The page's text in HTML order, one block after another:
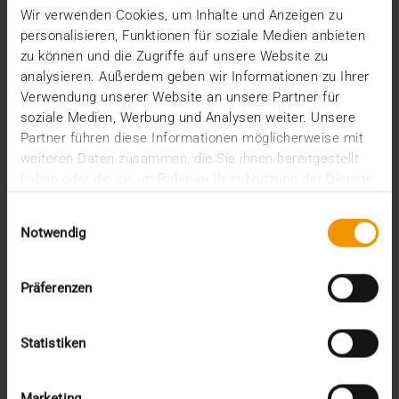
Wir verwenden Cookies, um Inhalte und Anzeigen zu
personalisieren, Funktionen für soziale Medien anbieten
zu können und die Zugriffe auf unsere Website zu
analysieren. Außerdem geben wir Informationen zu Ihrer
Verwendung unserer Website an unsere Partner für
soziale Medien, Werbung und Analysen weiter. Unsere
Partner führen diese Informationen möglicherweise mit
weiteren Daten zusammen, die Sie ihnen bereitgestellt
Notwendig
Präferenzen
Statistiken
03.05.2022
„Vielfalt leben – Zukunft gestalten“: So lautet das
Motto des diesjährigen, 103. Röntgenkongresses,…
VISUS HEALTH IT
MEHR ERFAHREN